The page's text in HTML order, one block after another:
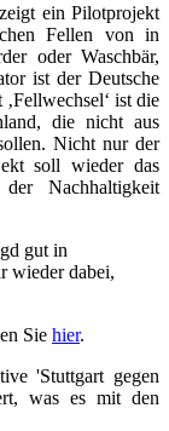
ein Pilotprojekt
Fellen von in
oder Waschbär,
ist der Deutsche
ist die
die nicht aus
Nicht nur der
soll wieder das
Nachhaltigkeit
gut in
wieder dabei,
Sie hier.
'Stuttgart gegen
was es mit den